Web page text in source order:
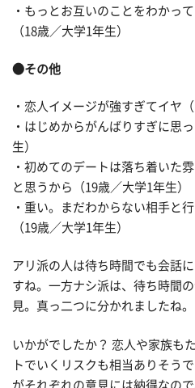
・もっとお互いのことをわかっ
（18歳／大学1年生）
●その他
・恋人イメージが強すぎてイヤ
・はじめからがんばりすぎに思
生）
・初めてのデートは落ち着いた
と思うから（19歳／大学1年生）
・重い。まだわからない相手と
（19歳／大学1年生）
アリ派の人は待ち時間でも会話
すね。一方ナシ派は、待ち時間
見。真っ二つに分かれましたね。
いかがでしたか？ 恋人や家族も
トでいくリスクも相当ありそう
がそれぞれの意見には納得なの